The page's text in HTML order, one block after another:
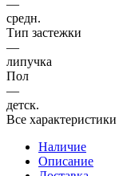
—
средн.
Тип застежки
—
липучка
Пол
—
детск.
Все характеристики
Наличие
Описание